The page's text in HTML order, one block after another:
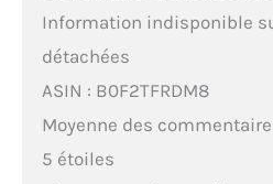
Information indisponible
détachées
ASIN : B0F2TFRDM8
Moyenne des
5 étoiles